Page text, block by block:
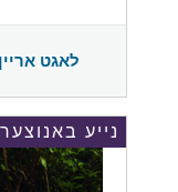
לאגט
נייע באנוצער